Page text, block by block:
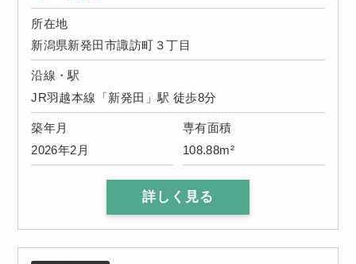
所在地
新潟県新発田市諏訪町３丁目
沿線・駅
JR羽越本線「新発田」駅 徒歩8分
築年月
2026年2月
専有面積
108.88m²
詳しく見る